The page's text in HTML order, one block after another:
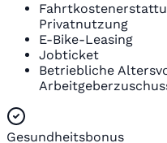
Privatnutzung
E-Bike-Leasing
Jobticket
Betriebliche
Gesundheitsbonus